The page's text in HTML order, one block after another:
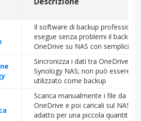
Il software di backup
esegue senza problemi il backup
OneDrive su NAS con semplici clic
Sincronizza i dati tra OneDrive e
Synology NAS; non può essere
utilizzato come backup
Scarica manualmente i file da
OneDrive e poi caricali sul NAS,
adatto per una piccola quantità di